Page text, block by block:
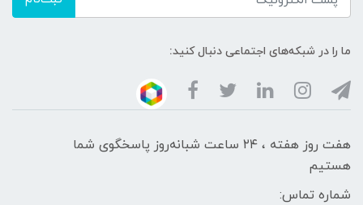
ما را در شبکه‌های اجتماعی دنبال کنید:
هفت روز هفته ، ۲۴ ساعت شبانه‌روز پاسخگوی شما
هستیم
شماره تماس: